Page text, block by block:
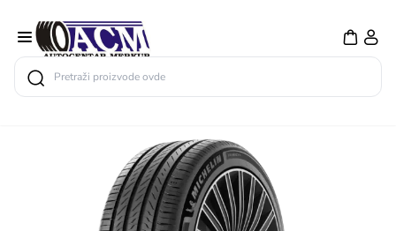
Search